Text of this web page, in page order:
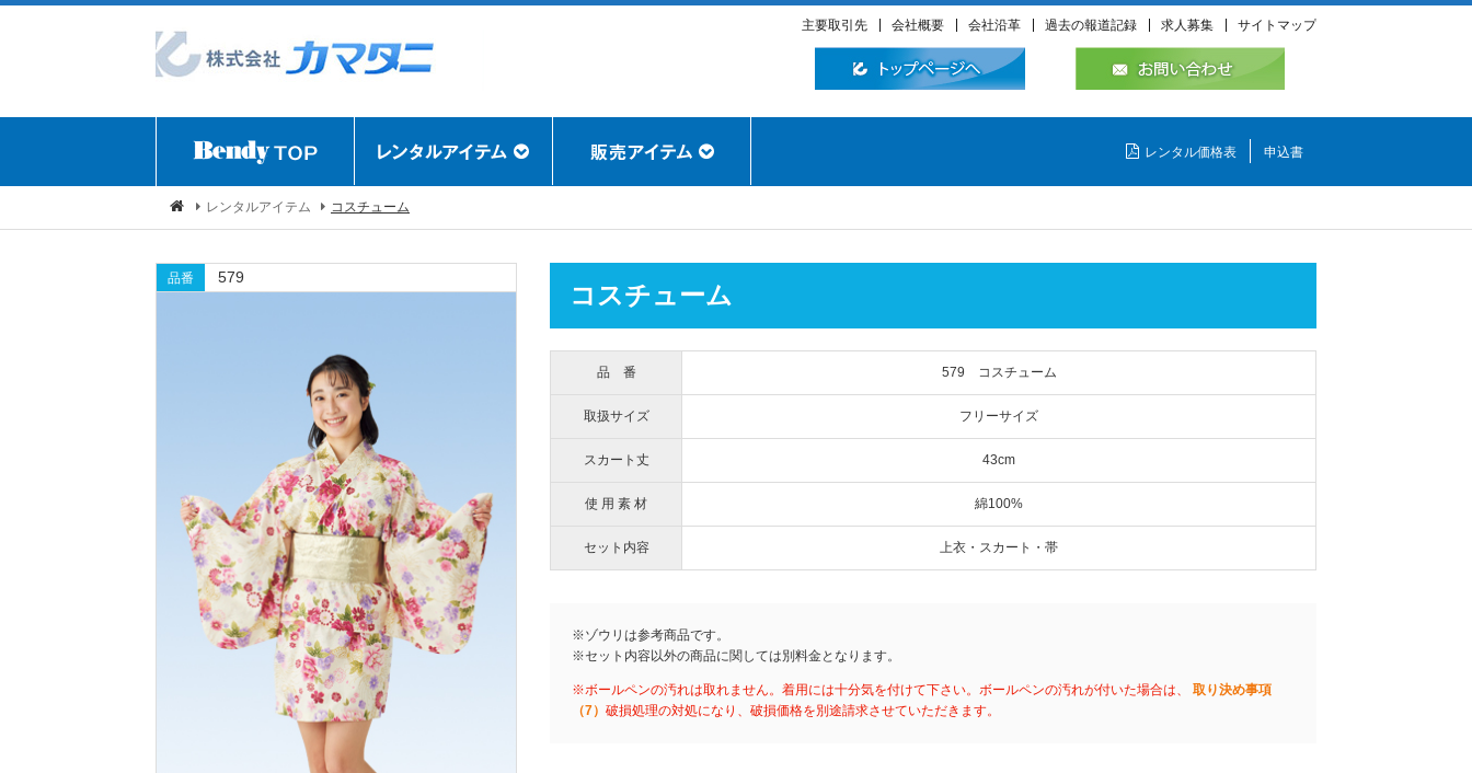
主要取引先 会社概要 会社沿革 過去の報道記録 求人募集 サイトマップ
レンタル価格表 申込書
レンタルアイテム コスチューム
品番 579
コスチューム
品 番 579 コスチューム
取扱サイズ フリーサイズ
スカート丈 43cm
使 用 素 材 綿100%
セット内容 上衣・スカート・帯
※ゾウリは参考商品です。
※セット内容以外の商品に関しては別料金となります。
※ボールペンの汚れは取れません。着用には十分気を付けて下さい。ボールペンの汚れが付いた場合は、 取り決め事項
（7） 破損処理の対処になり、破損価格を別途請求させていただきます。